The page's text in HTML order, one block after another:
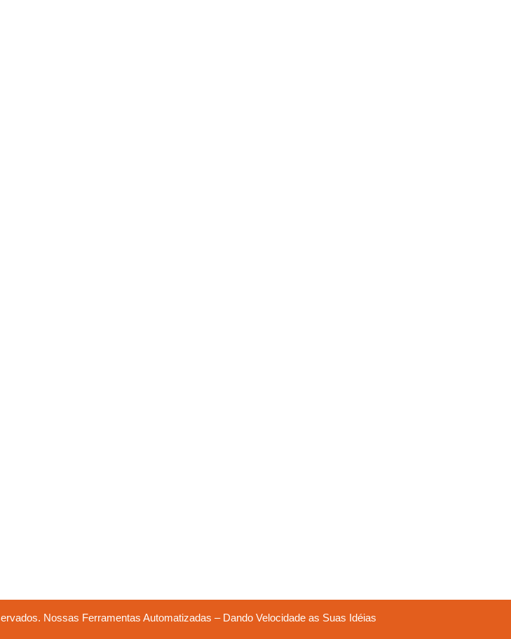
Nossas Ferramentas Automatizadas – Dando Velocidade as Suas Idéias